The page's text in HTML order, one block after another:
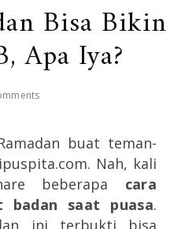
Bisa Bikin
Apa Iya?
buat teman-
Nah, kali
beberapa cara
badan saat puasa.
ini terbukti bisa